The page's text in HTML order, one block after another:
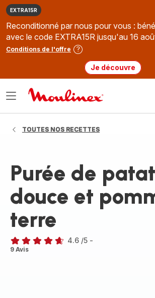
EXTRA15R
Reconditionné par nous pour vous :
avec le code EXTRA15R jusqu'au 16
Conditions de l'offre
Je découvre
Ouvrir
TOUTES NOS RECETTES
Purée de
douce et
terre
ratings.4.6
4.6 /5 -
9 Avis